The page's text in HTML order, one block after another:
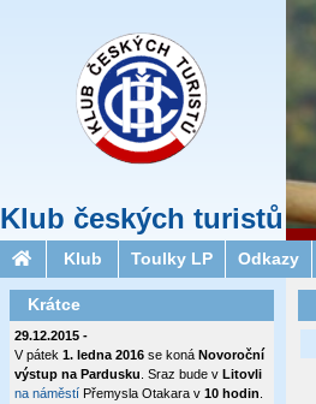
Klub českých turistů
Klub Toulky LP Odkazy
Krátce
29.12.2015 -
V pátek 1. ledna 2016 se koná Novoroční
výstup na Pardusku . Sraz bude v Litovli
na náměstíPřemysla Otakara v 10 hodin